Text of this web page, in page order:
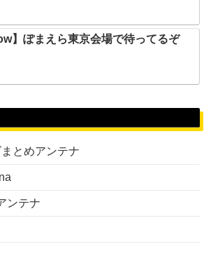
】ぽまえら東京会場で待ってるぞ
とめアンテナ
ンテナ